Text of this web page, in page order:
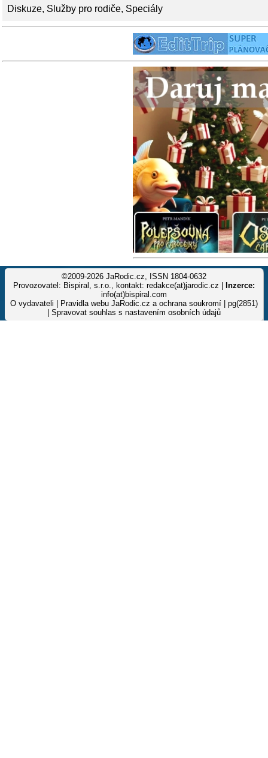
Diskuze, Služby pro rodiče, Speciály
©2009-2026 JaRodic.cz, ISSN 1804-0632
Provozovatel: Bispiral, s.r.o., kontakt: redakce(at)jarodic.cz |
Inzerce:
info(at)bispiral.com
O vydavateli
Pravidla webu JaRodic.cz a ochrana soukromí | pg(2851)
Spravovat souhlas s nastavením osobních údajů